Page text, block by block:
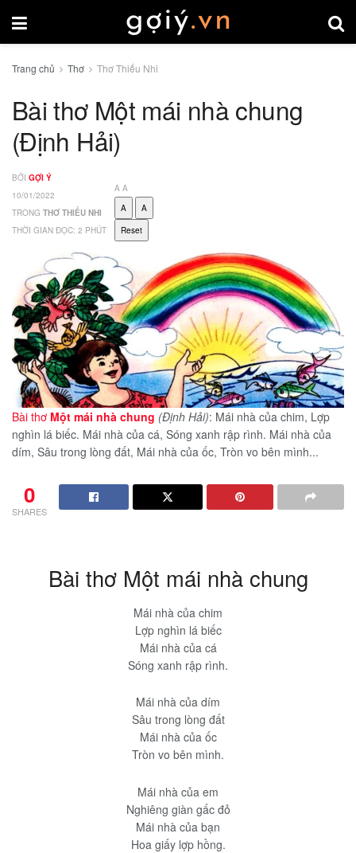
Trang chủ Thơ Thơ Thiếu Nhi
Bài thơ Một mái nhà chung
(Định Hải)
BỞI GỢI Ý
10/01/2022
TRONG THƠ THIẾU NHI
THỜI GIAN ĐỌC: 2 PHÚT
A A
A
A
Reset
Bài thơ Một mái nhà chung (Định Hải): Mái nhà của chim, Lợp
nghìn lá biếc. Mái nhà của cá, Sóng xanh rập rình. Mái nhà của
dím, Sâu trong lòng đất, Mái nhà của ốc, Tròn vo bên mình...
0
SHARES
Bài thơ Một mái nhà chung
Mái nhà của chim
Lợp nghìn lá biếc
Mái nhà của cá
Sóng xanh rập rình.
Mái nhà của dím
Sâu trong lòng đất
Mái nhà của ốc
Tròn vo bên mình.
Mái nhà của em
Nghiêng giàn gấc đỏ
Mái nhà của bạn
Hoa giấy lợp hồng.